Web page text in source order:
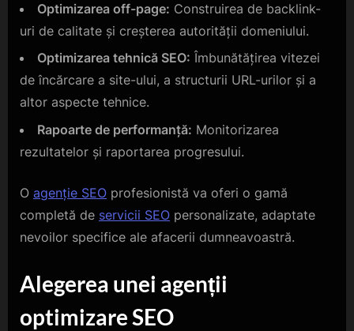
Optimizarea off-page: Construirea de backlink-
uri de calitate și creșterea autorității domeniului.
Optimizarea tehnică SEO: Îmbunătățirea vitezei
de încărcare a site-ului, a structurii URL-urilor și a
altor aspecte tehnice.
Rapoarte de performanță: Monitorizarea
rezultatelor și raportarea progresului.
O agenție SEO profesionistă va oferi o gamă
completă de servicii SEO personalizate, adaptate
nevoilor specifice ale afacerii dumneavoastră.
Alegerea unei agenții
optimizare SEO